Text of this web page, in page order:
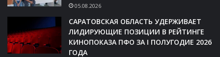
05.08.2026
САРАТОВСКАЯ ОБЛАСТЬ УДЕРЖИВАЕТ
ЛИДИРУЮЩИЕ ПОЗИЦИИ В РЕЙТИНГЕ
КИНОПОКАЗА ПФО ЗА I ПОЛУГОДИЕ 2026
ГОДА